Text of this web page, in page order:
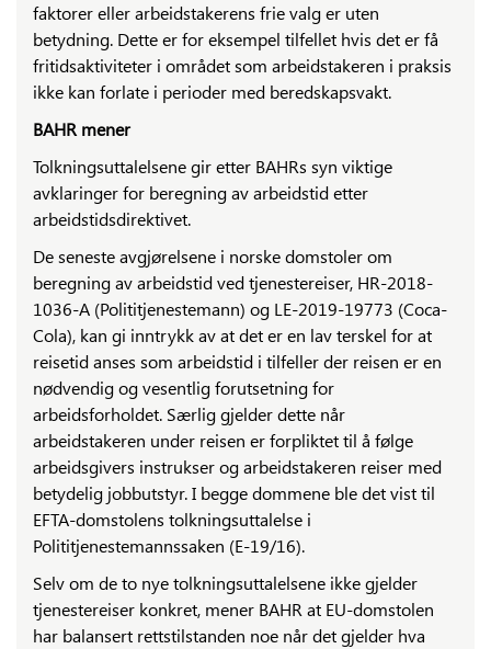
faktorer eller arbeidstakerens frie valg er uten
betydning. Dette er for eksempel tilfellet hvis det er få
fritidsaktiviteter i området som arbeidstakeren i praksis
ikke kan forlate i perioder med beredskapsvakt.
BAHR mener
Tolkningsuttalelsene gir etter BAHRs syn viktige
avklaringer for beregning av arbeidstid etter
arbeidstidsdirektivet.
De seneste avgjørelsene i norske domstoler om
beregning av arbeidstid ved tjenestereiser, HR-2018-
1036-A (Polititjenestemann) og LE-2019-19773 (Coca-
Cola), kan gi inntrykk av at det er en lav terskel for at
reisetid anses som arbeidstid i tilfeller der reisen er en
nødvendig og vesentlig forutsetning for
arbeidsforholdet. Særlig gjelder dette når
arbeidstakeren under reisen er forpliktet til å følge
arbeidsgivers instrukser og arbeidstakeren reiser med
betydelig jobbutstyr. I begge dommene ble det vist til
EFTA-domstolens tolkningsuttalelse i
Polititjenestemannssaken (E-19/16).
Selv om de to nye tolkningsuttalelsene ikke gjelder
tjenestereiser konkret, mener BAHR at EU-domstolen
har balansert rettstilstanden noe når det gjelder hva